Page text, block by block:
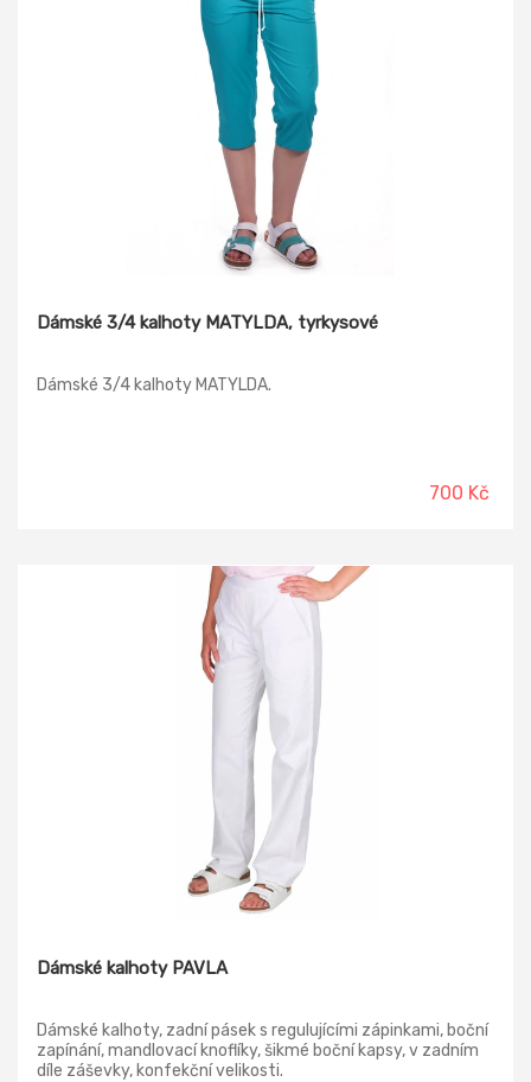
Dámské 3/4 kalhoty MATYLDA, tyrkysové
Dámské 3/4 kalhoty MATYLDA.
700 Kč
Dámské kalhoty PAVLA
Dámské kalhoty, zadní pásek s regulujícími zápinkami, boční
zapínání, mandlovací knoflíky, šikmé boční kapsy, v zadním
díle záševky, konfekční velikosti.